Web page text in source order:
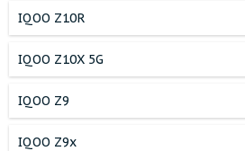
IQOO Z10R
IQOO Z10X 5G
IQOO Z9
IQOO Z9x